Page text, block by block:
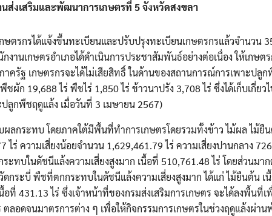
Search
for:
Search
ส่งเสริมและพัฒนาการเกษตรที่ 5 จังหวัดสงขลา
ษตรกรได้แจ้งขึ้นทะเบียนและปรับปรุงทะเบียนเกษตรกรแล้วจำนวน
งานเกษตรอำเภอได้ดำเนินการประชาสัมพันธ์อย่างต่อเนื่อง ให้เกษต
รัฐ เกษตรกรจะได้ไม่เสียสิทธิ์ ในด้านของสถานการณ์การเพาะปลู
ก 19,688 ไร่ พืชไร่ 1,850 ไร่ ข้าวนาปรัง 3,708 ไร่ ซึ่งได้เก็บเกี่ยว
ปลูกพืชฤดูแล้ง เมื่อวันที่ 3 เมษายน 2567)
ลกระทบ โดยภาคใต้มีพื้นที่ทำการเกษตรโดยรวมทั้งข้าว ไม้ผล ไม้ยื
ไร่ ความเสี่ยงน้อยจำนวน 1,629,461.79 ไร่ ความเสี่ยงปานกลาง
ะทบในดัชนีแล้งความเสี่ยงสูงมาก เนื้อที่ 510,761.48 ไร่ โดยส่วนมา
กระบี่ พืชที่ตกกระทบในดัชนีแล้งความเสี่ยงสูงมาก ได้แก่ ไม้ยืนต้น เ
ที่ 431.13 ไร่ ซึ่งเจ้าหน้าที่ของกรมส่งเสริมการเกษตร จะได้ลงพื้นที่เ
อดจนมาตรการต่าง ๆ เพื่อให้กิจกรรมการเกษตรในช่วงฤดูแล้งผ่าน